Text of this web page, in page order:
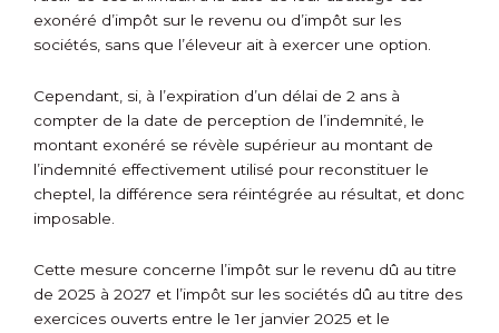
exonéré d’impôt sur le revenu ou d’impôt sur les
sociétés, sans que l’éleveur ait à exercer une option.
Cependant, si, à l’expiration d’un délai de 2 ans à
compter de la date de perception de l’indemnité, le
montant exonéré se révèle supérieur au montant de
l’indemnité effectivement utilisé pour reconstituer le
cheptel, la différence sera réintégrée au résultat, et donc
imposable.
Cette mesure concerne l’impôt sur le revenu dû au titre
de 2025 à 2027 et l’impôt sur les sociétés dû au titre des
exercices ouverts entre le 1er janvier 2025 et le